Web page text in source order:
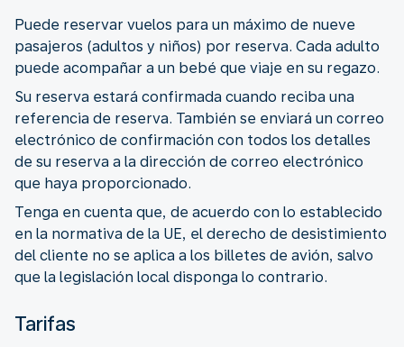
Puede reservar vuelos para un máximo de nueve
pasajeros (adultos y niños) por reserva. Cada adulto
puede acompañar a un bebé que viaje en su regazo.
Su reserva estará confirmada cuando reciba una
referencia de reserva. También se enviará un correo
electrónico de confirmación con todos los detalles
de su reserva a la dirección de correo electrónico
que haya proporcionado.
Tenga en cuenta que, de acuerdo con lo establecido
en la normativa de la UE, el derecho de desistimiento
del cliente no se aplica a los billetes de avión, salvo
que la legislación local disponga lo contrario.
Tarifas